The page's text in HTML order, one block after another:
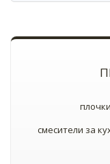
смесители за